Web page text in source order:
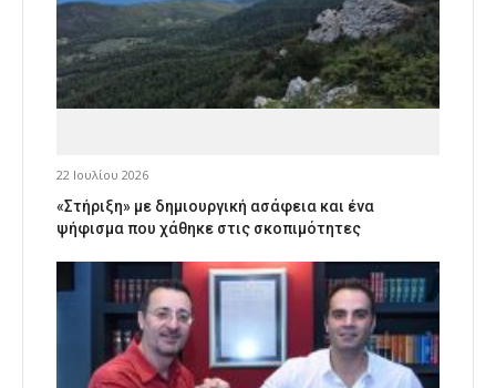
22 Ιουλίου 2026
«Στήριξη» με δημιουργική ασάφεια και ένα
ψήφισμα που χάθηκε στις σκοπιμότητες